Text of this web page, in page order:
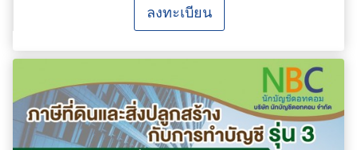
ลงทะเบียน